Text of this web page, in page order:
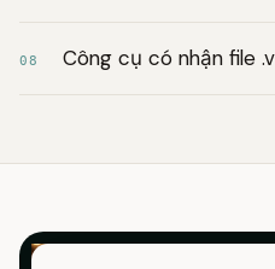
08 Công cụ có nhận file